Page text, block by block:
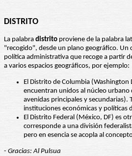
DISTRITO
La palabra distrito proviene de la palabra
"recogido", desde un plano geográfico. Un
política administrativa que recoge a partir
a varios espacios geográficos, por ejemplo:
El Distrito de Columbia (Washington
encuentran unidos al núcleo urbano
avenidas principales y secundarias).
instituciones económicas y políticas
El Distrito Federal (México, DF) es
corresponde a una división
pero en esencia se acopla al
- Gracias: Al Pulsua